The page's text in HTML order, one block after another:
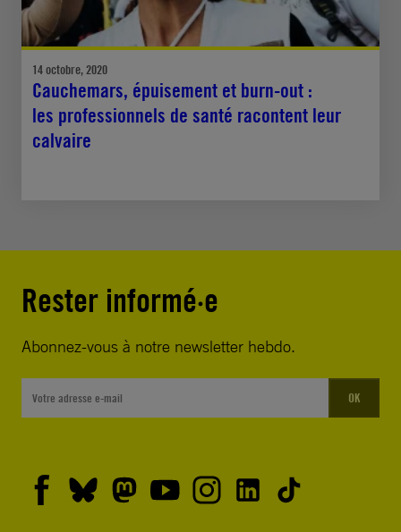
14 octobre, 2020
Cauchemars, épuisement et burn-out :
les professionnels de santé racontent leur
calvaire
Rester informé·e
Abonnez-vous à notre newsletter hebdo.
OK